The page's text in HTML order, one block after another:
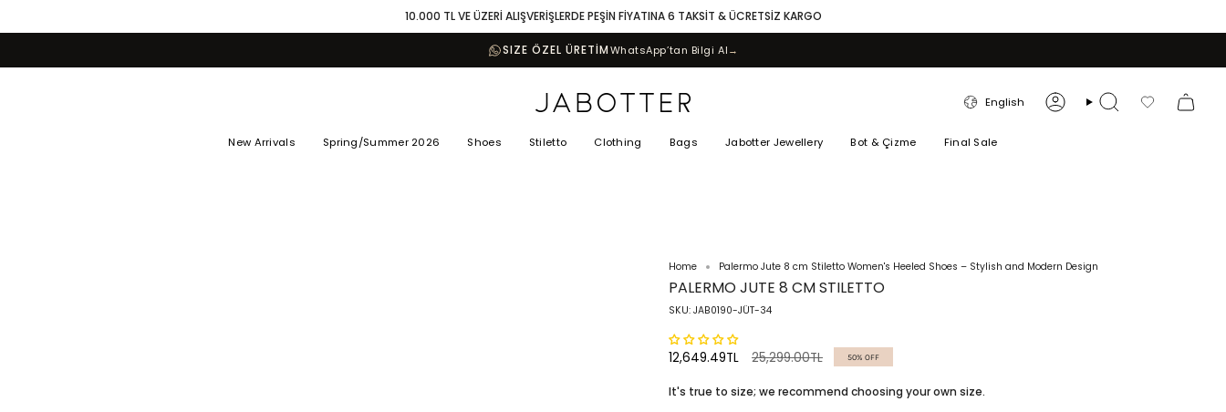
10.000 TL VE ÜZERİ ALIŞVERİŞLERDE PEŞİN FİYATINA 6 TAKSİT & ÜCRETSİZ KARGO
SIZE ÖZEL ÜRETİMWhatsApp’tan Bilgi Al→
LANGUAGE
English AccountSearch Favorilerim
New Arrivals Spring/Summer 2026 Shoes Stiletto Clothing Bags Jabotter Jewellery Bot & Çizme Final Sale
Home Palermo Jute 8 cm Stiletto Women's Heeled Shoes – Stylish and Modern Design
PALERMO JUTE 8 CM STILETTO
SKU: JAB0190-JÜT-34
12,649.49TL
Regular
25,299.00TL 50% OFF
It's true to size; we recommend choosing your own size.